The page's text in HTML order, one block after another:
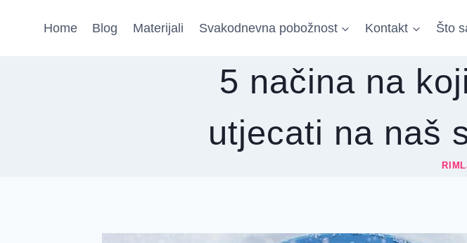
Home Blog Materijali Svakodnevna pobožnost Kontakt Što
5 načina na
utjecati na naš